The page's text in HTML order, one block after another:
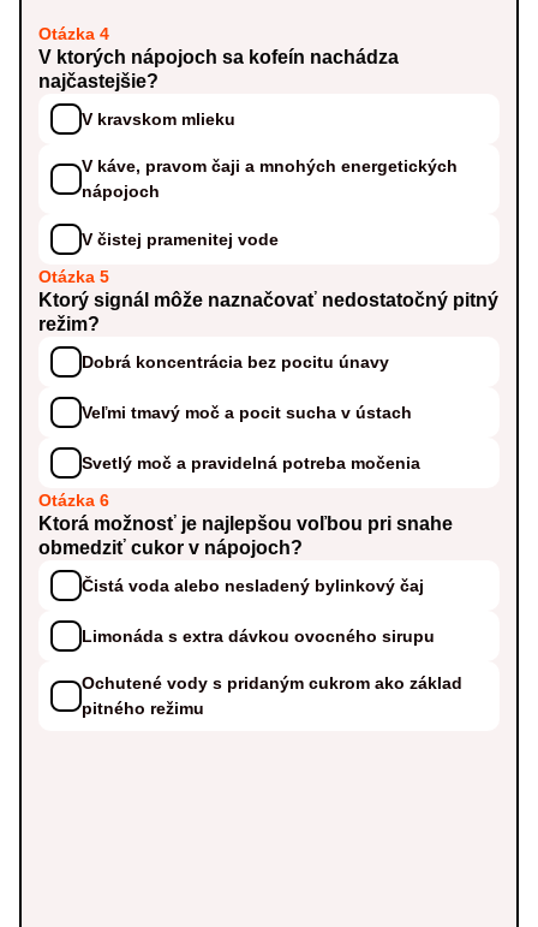
Otázka 4
V ktorých nápojoch sa kofeín nachádza
najčastejšie?
V kravskom mlieku
V káve, pravom čaji a mnohých energetických
nápojoch
V čistej pramenitej vode
Otázka 5
Ktorý signál môže naznačovať nedostatočný pitný
režim?
Dobrá koncentrácia bez pocitu únavy
Veľmi tmavý moč a pocit sucha v ústach
Svetlý moč a pravidelná potreba močenia
Otázka 6
Ktorá možnosť je najlepšou voľbou pri snahe
obmedziť cukor v nápojoch?
Čistá voda alebo nesladený bylinkový čaj
Limonáda s extra dávkou ovocného sirupu
Ochutené vody s pridaným cukrom ako základ
pitného režimu